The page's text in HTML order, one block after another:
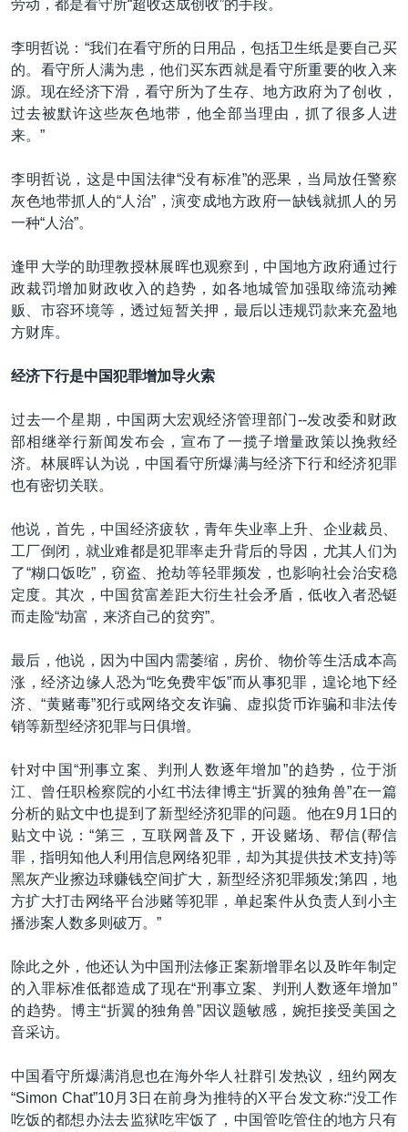
劳动，都是看守所“超收达成创收”的手段。
李明哲说：“我们在看守所的日用品，包括卫生纸是要自己买
的。看守所人满为患，他们买东西就是看守所重要的收入来
源。现在经济下滑，看守所为了生存、地方政府为了创收，
过去被默许这些灰色地带，他全部当理由，抓了很多人进
来。”
李明哲说，这是中国法律“没有标准”的恶果，当局放任警察
灰色地带抓人的“人治”，演变成地方政府一缺钱就抓人的另
一种“人治”。
逢甲大学的助理教授林展晖也观察到，中国地方政府通过行
政裁罚增加财政收入的趋势，如各地城管加强取缔流动摊
贩、市容环境等，透过短暂关押，最后以违规罚款来充盈地
方财库。
经济下行是中国犯罪增加导火索
过去一个星期，中国两大宏观经济管理部门--发改委和财政
部相继举行新闻发布会，宣布了一揽子增量政策以挽救经
济。林展晖认为说，中国看守所爆满与经济下行和经济犯罪
也有密切关联。
他说，首先，中国经济疲软，青年失业率上升、企业裁员、
工厂倒闭，就业难都是犯罪率走升背后的导因，尤其人们为
了“糊口饭吃”，窃盗、抢劫等轻罪频发，也影响社会治安稳
定度。其次，中国贫富差距大衍生社会矛盾，低收入者恐铤
而走险“劫富，来济自己的贫穷”。
最后，他说，因为中国内需萎缩，房价、物价等生活成本高
涨，经济边缘人恐为“吃免费牢饭”而从事犯罪，遑论地下经
济、“黄赌毒”犯行或网络交友诈骗、虚拟货币诈骗和非法传
销等新型经济犯罪与日俱增。
针对中国“刑事立案、判刑人数逐年增加”的趋势，位于浙
江、曾任职检察院的小红书法律博主“折翼的独角兽”在一篇
分析的贴文中也提到了新型经济犯罪的问题。他在9月1日的
贴文中说：“第三，互联网普及下，开设赌场、帮信(帮信
罪，指明知他人利用信息网络犯罪，却为其提供技术支持)等
黑灰产业擦边球赚钱空间扩大，新型经济犯罪频发;第四，地
方扩大打击网络平台涉赌等犯罪，单起案件从负责人到小主
播涉案人数多则破万。”
除此之外，他还认为中国刑法修正案新增罪名以及昨年制定
的入罪标准低都造成了现在“刑事立案、判刑人数逐年增加”
的趋势。博主“折翼的独角兽”因议题敏感，婉拒接受美国之
音采访。
中国看守所爆满消息也在海外华人社群引发热议，纽约网友
“Simon Chat”10月3日在前身为推特的X平台发文称:“没工作
吃饭的都想办法去监狱吃牢饭了，中国管吃管住的地方只有